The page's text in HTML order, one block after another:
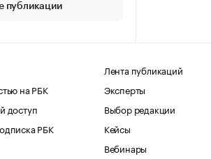
публикации
на РБК
доступ
РБК
Лента публикаций
Эксперты
Выбор редакции
Кейсы
Вебинары